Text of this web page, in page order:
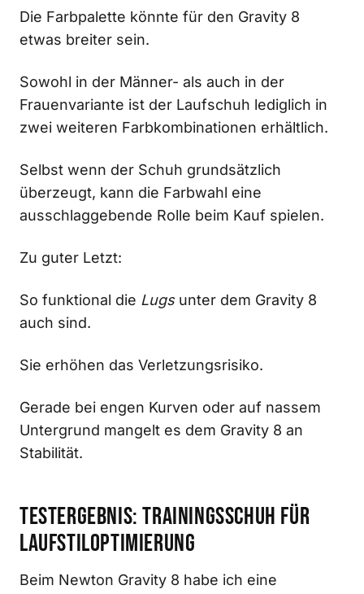
Die Farbpalette könnte für den Gravity 8
etwas breiter sein.
Sowohl in der Männer- als auch in der
Frauenvariante ist der Laufschuh lediglich in
zwei weiteren Farbkombinationen erhältlich.
Selbst wenn der Schuh grundsätzlich
überzeugt, kann die Farbwahl eine
ausschlaggebende Rolle beim Kauf spielen.
Zu guter Letzt:
So funktional die Lugsunter dem Gravity 8
auch sind.
Sie erhöhen das Verletzungsrisiko.
Gerade bei engen Kurven oder auf nassem
Untergrund mangelt es dem Gravity 8 an
Stabilität.
Testergebnis: Trainingsschuh für
Laufstiloptimierung
Beim Newton Gravity 8 habe ich eine